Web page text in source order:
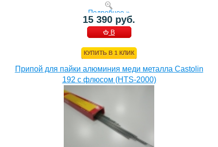
Подробнее »
15 390 руб.
В
КУПИТЬ В 1 КЛИК
Припой для пайки алюминия меди металла Castolin
192 с флюсом (HTS-2000)